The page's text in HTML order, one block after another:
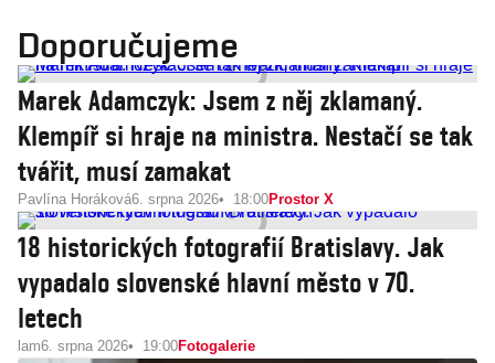
Doporučujeme
Marek Adamczyk: Jsem z něj zklamaný.
Klempíř si hraje na ministra. Nestačí se tak
tvářit, musí zamakat
Pavlína Horáková6. srpna 2026 18:00Prostor X
18 historických fotografií Bratislavy. Jak
vypadalo slovenské hlavní město v 70.
letech
lam6. srpna 2026 19:00Fotogalerie